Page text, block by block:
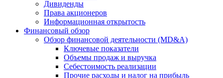
Дивиденды
Права акционеров
Информационная открытость
Финансовый обзор
Обзор финансовой деятельности (MD&A)
Ключевые показатели
Объемы продаж и выручка
Себестоимость реализации
Прочие расходы и налог на прибыль